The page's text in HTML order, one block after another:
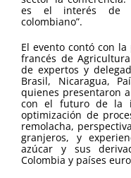
es el interés de
colombiano”.
El evento contó con
francés de
de expertos y
Brasil, Nicaragua,
quienes presentaron
con el futuro de la
optimización de
remolacha,
granjeros, y
azúcar y sus
Colombia y países